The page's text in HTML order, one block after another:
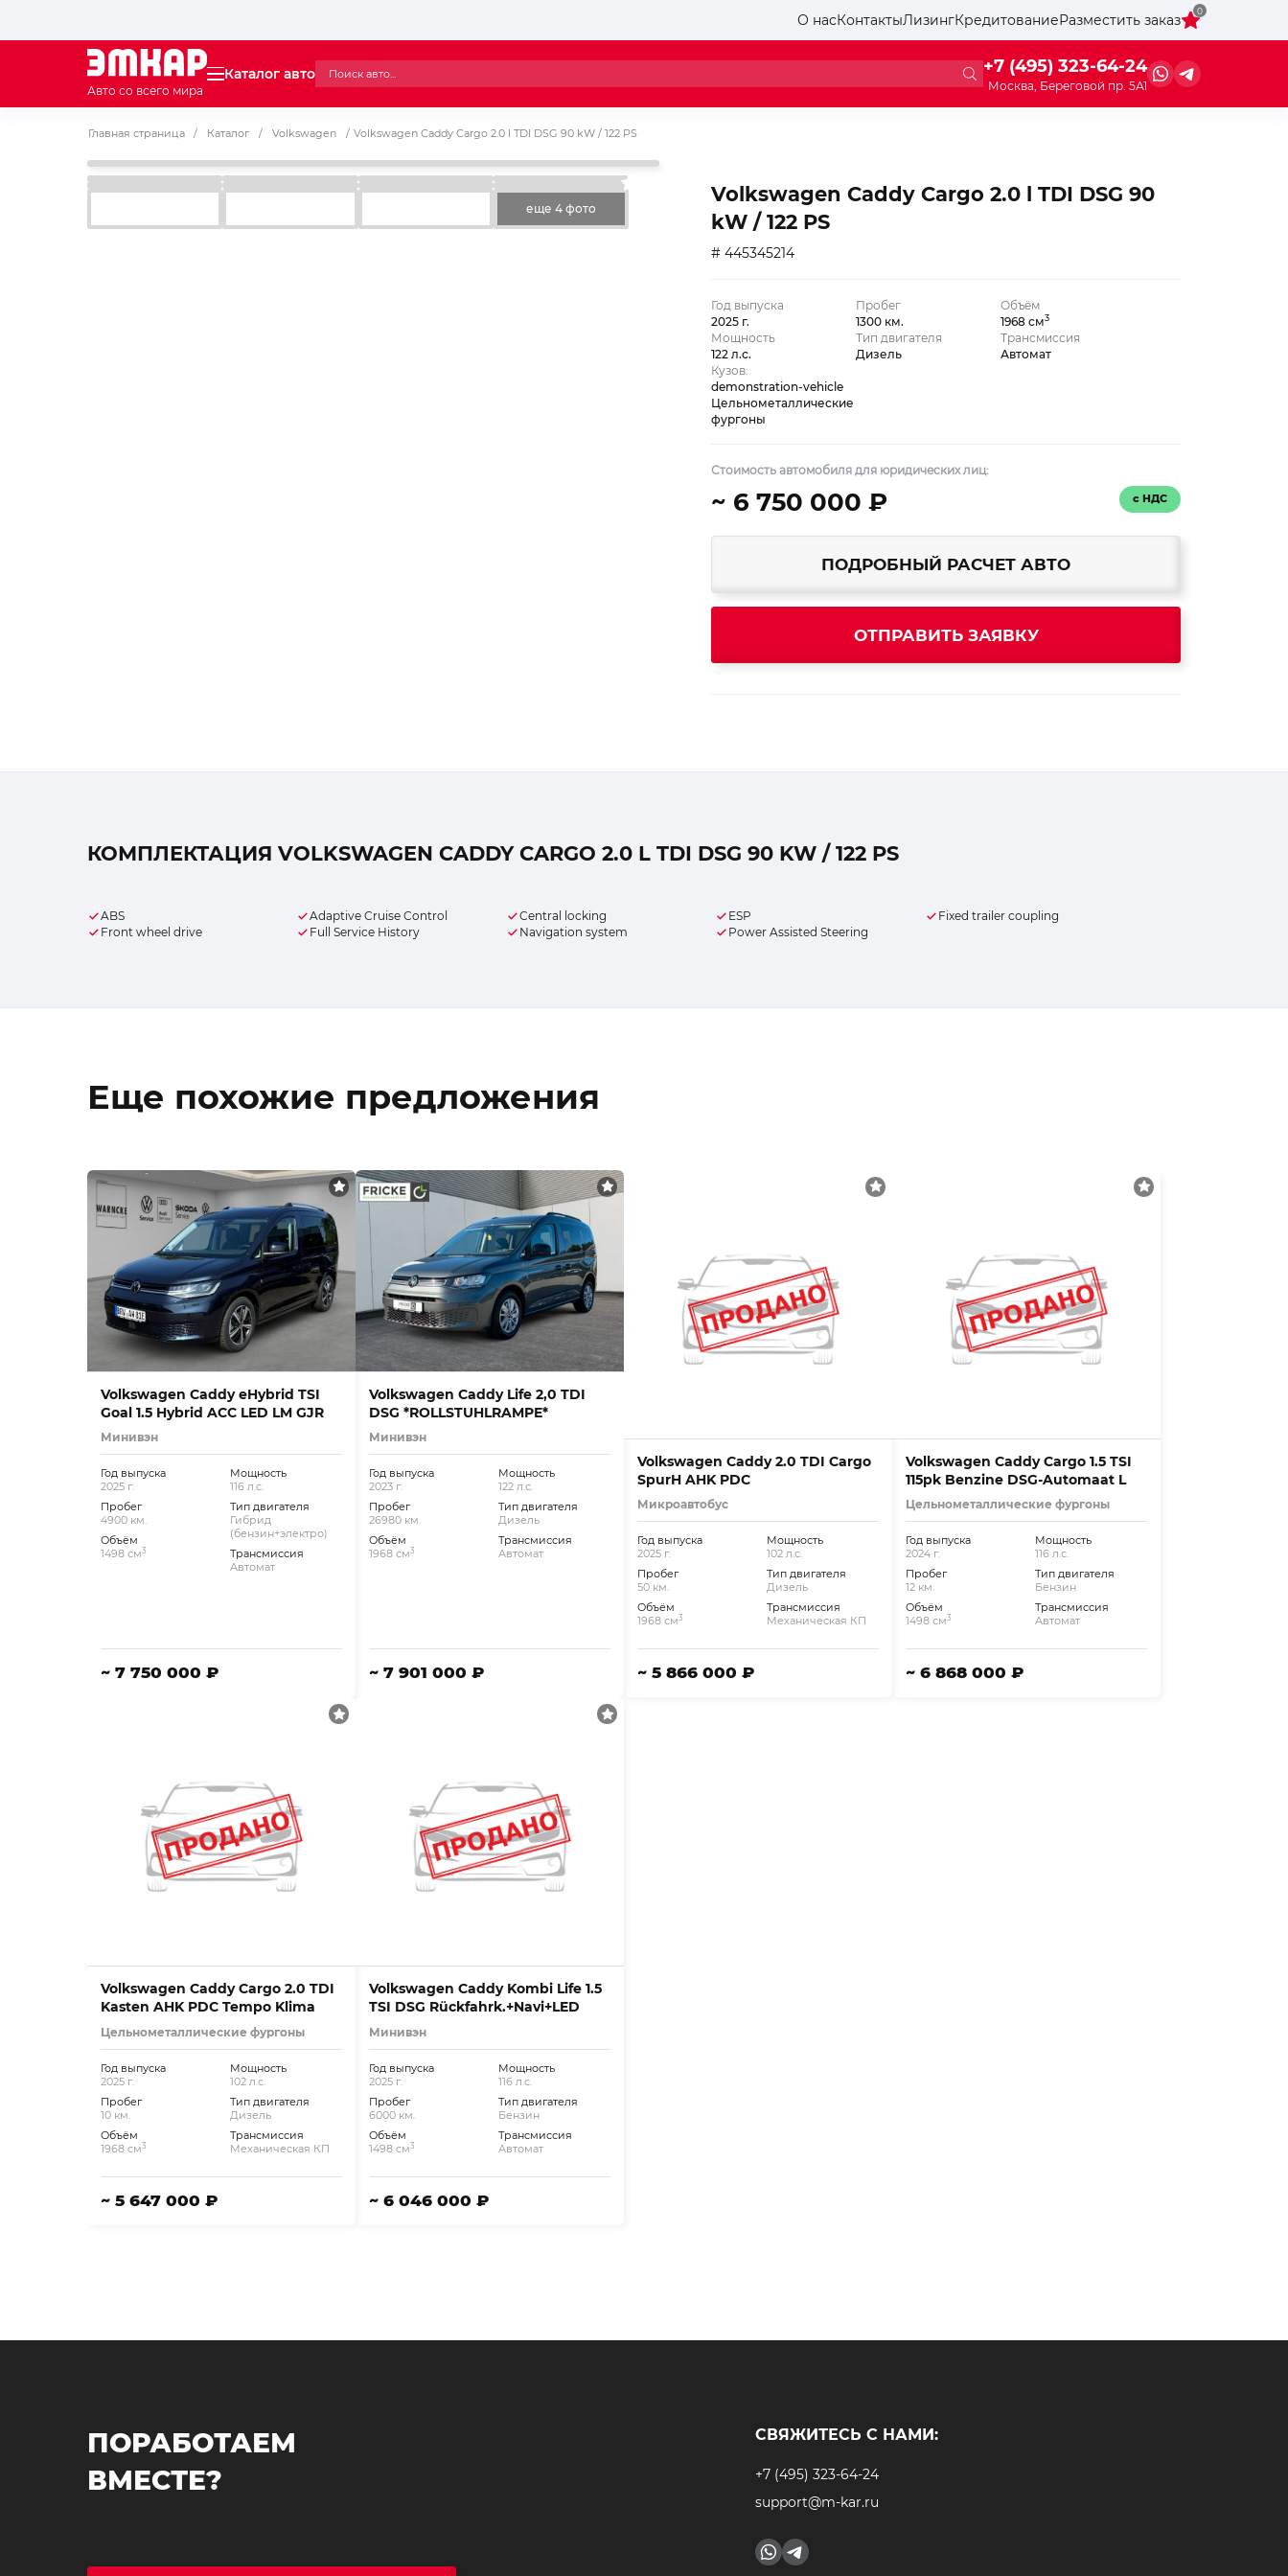
О насКонтактыЛизингКредитованиеРазместить заказ
0
Авто со всего мира
Каталог авто +7 (495) 323-64-24
Москва, Береговой пр. 5А1
Главная страница / Каталог / Volkswagen / Volkswagen Caddy Cargo 2.0 l TDI DSG 90 kW / 122 PS
еще 4 фото
Volkswagen Caddy Cargo 2.0 l TDI DSG 90
kW / 122 PS
# 445345214
Год выпуска
2025 г.
Пробег
1300 км.
Объём
1968 см3
Мощность
122 л.с.
Тип двигателя
Дизель
Трансмиссия
Автомат
Кузов:
demonstration-vehicle
Цельнометаллические
фургоны
Стоимость автомобиля для юридических лиц:
~ 6 750 000 ₽ с НДС
ПОДРОБНЫЙ РАСЧЕТ АВТО
ОТПРАВИТЬ ЗАЯВКУ
КОМПЛЕКТАЦИЯ VOLKSWAGEN CADDY CARGO 2.0 L TDI DSG 90 KW / 122 PS
ABS Adaptive Cruise Control Central locking ESP
Fixed trailer coupling
Front wheel drive
Full Service History Navigation system Power Assisted Steering
Еще похожие предложения
Volkswagen Caddy eHybrid TSI
Goal 1.5 Hybrid ACC LED LM GJR
Минивэн
Год выпуска
2025 г.
Пробег
4900 км.
Объём
1498 см3
Мощность
116 л.с.
Тип двигателя
Гибрид
(бензин+электро)
Трансмиссия
Автомат
~ 7 750 000 ₽
Volkswagen Caddy Life 2,0 TDI
DSG *ROLLSTUHLRAMPE*
Минивэн
Год выпуска
2023 г.
Пробег
26980 км.
Объём
1968 см3
Мощность
122 л.с.
Тип двигателя
Дизель
Трансмиссия
Автомат
~ 7 901 000 ₽
Volkswagen Caddy 2.0 TDI Cargo
SpurH AHK PDC
Микроавтобус
Год выпуска
2025 г.
Пробег
50 км.
Объём
1968 см3
Мощность
102 л.с.
Тип двигателя
Дизель
Трансмиссия
Механическая КП
~ 5 866 000 ₽
Volkswagen Caddy Cargo 1.5 TSI
115pk Benzine DSG-Automaat L
Цельнометаллические фургоны
Год выпуска
2024 г.
Пробег
12 км.
Объём
1498 см3
Мощность
116 л.с.
Тип двигателя
Бензин
Трансмиссия
Автомат
~ 6 868 000 ₽
Volkswagen Caddy Cargo 2.0 TDI
Kasten AHK PDC Tempo Klima
Цельнометаллические фургоны
Год выпуска
2025 г.
Пробег
10 км.
Объём
1968 см3
Мощность
102 л.с.
Тип двигателя
Дизель
Трансмиссия
Механическая КП
~ 5 647 000 ₽
Volkswagen Caddy Kombi Life 1.5
TSI DSG Rückfahrk.+Navi+LED
Минивэн
Год выпуска
2025 г.
Пробег
6000 км.
Объём
1498 см3
Мощность
116 л.с.
Тип двигателя
Бензин
Трансмиссия
Автомат
~ 6 046 000 ₽
ПОРАБОТАЕМ
ВМЕСТЕ?
СВЯЖИТЕСЬ С НАМИ:
+7 (495) 323-64-24
support@m-kar.ru